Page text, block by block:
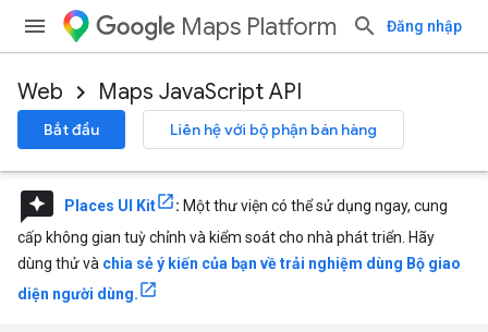
Maps Platform Đăng nhập
Web Maps JavaScript API
Bắt đầu Liên hệ với bộ phận bán hàng
reviews Places UI Kit : Một thư viện có thể sử dụng ngay, cung
cấp không gian tuỳ chỉnh và kiểm soát cho nhà phát triển. Hãy
dùng thử và chia sẻ ý kiến của bạn về trải nghiệm dùng Bộ giao
diện người dùng.